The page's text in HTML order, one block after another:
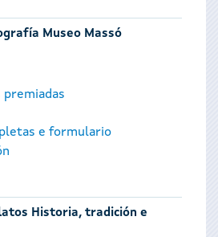
Museo Massó
premiadas
e formulario
Historia, tradición e